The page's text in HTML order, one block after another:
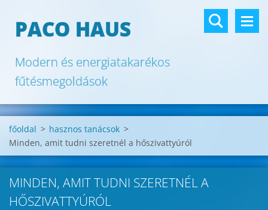
PACO HAUS
Modern és energiatakarékos
fűtésmegoldások
főoldal > hasznos tanácsok >
Minden, amit tudni szeretnél a hőszivattyúról
MINDEN, AMIT TUDNI SZERETNÉL A
HŐSZIVATTYÚRÓL